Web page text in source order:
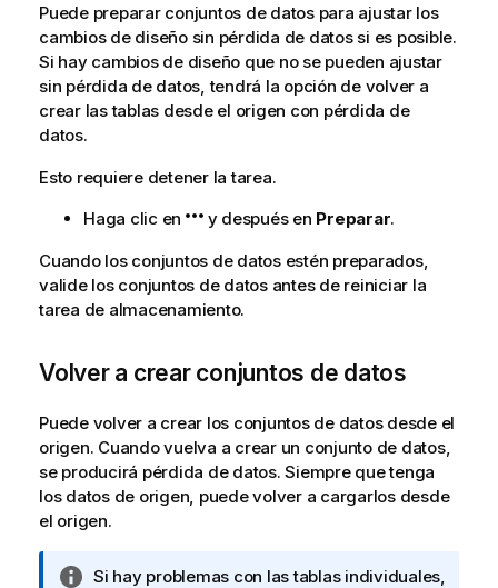
Puede preparar conjuntos de datos para ajustar los
cambios de diseño sin pérdida de datos si es posible.
Si hay cambios de diseño que no se pueden ajustar
sin pérdida de datos, tendrá la opción de volver a
crear las tablas desde el origen con pérdida de
datos.
Esto requiere detener la tarea.
Haga clic en
y después en Preparar.
Cuando los conjuntos de datos estén preparados,
valide los conjuntos de datos antes de reiniciar la
tarea de almacenamiento.
Volver a crear conjuntos de datos
Puede volver a crear los conjuntos de datos desde el
origen. Cuando vuelva a crear un conjunto de datos,
se producirá pérdida de datos. Siempre que tenga
los datos de origen, puede volver a cargarlos desde
el origen.
N
Si hay problemas con las tablas individuales,